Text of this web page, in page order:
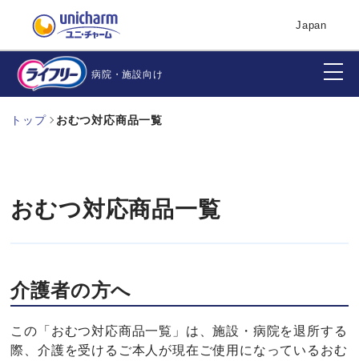
Japan
病院・施設向け
トップ おむつ対応商品一覧
おむつ対応商品一覧
介護者の方へ
この「おむつ対応商品一覧」は、施設・病院を退所する
際、介護を受けるご本人が現在ご使用になっているおむ